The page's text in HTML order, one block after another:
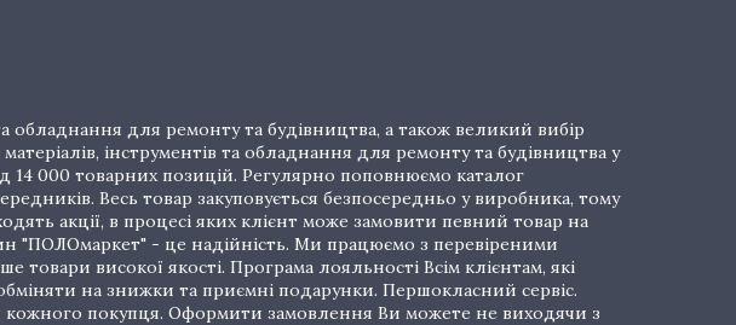
обладнання для ремонту та будівництва, а також великий вибір
інструментів та обладнання для ремонту та будівництва у
14 000 товарних позицій. Регулярно поповнюємо каталог
Весь товар закуповується безпосередньо у виробника, тому
акції, в процесі яких клієнт може замовити певний товар на
"ПОЛОмаркет" - це надійність. Ми працюємо з перевіреними
високої якості. Програма лояльності Всім клієнтам, які
на знижки та приємні подарунки. Першокласний сервіс.
кожного покупця. Оформити замовлення Ви можете не виходячи з